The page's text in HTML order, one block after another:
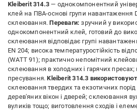
Kleiberit 314.3 — однокомпонентний
клей на ПВА-основі групи навантаження
склеювання.Переваги: зручний у
однокомпонентний клей, готовий до
склеювання відповідає групі
EN 204; висока температуростійкість
(WATT 91); практично непомітний
склеювання в холодних і гарячих пресах;
пресування.Kleiberit 314.3
склеювання твердих та екзотичних
дерев'яних вікон і дверей; склеювання
вуликів тощо; виготовлення сходів і